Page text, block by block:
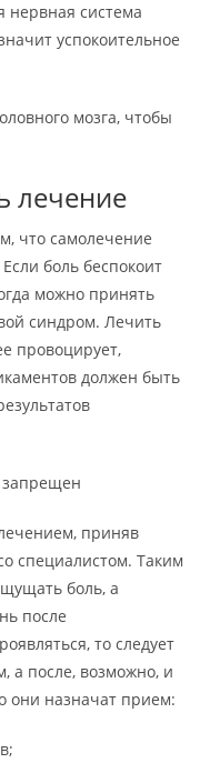
нервная система
успокоительное
мозга, чтобы
лечение
что самолечение
боль беспокоит
можно принять
синдром. Лечить
провоцирует,
должен быть
приняв
специалистом. Таким
боль, а
после
то следует
а после, возможно, и
они назначат прием: